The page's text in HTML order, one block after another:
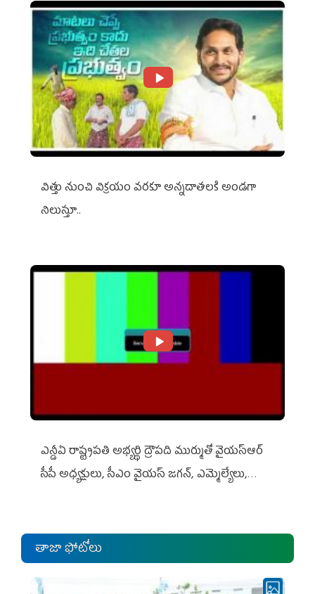
విత్తు నుంచి విక్రయం వరకూ అన్నదాతలకి అండగా
నిలుస్తూ..
ఎన్డీఏ రాష్ట్ర‌ప‌తి అభ్య‌ర్థి ద్రౌప‌ది ముర్ముతో వైయ‌స్ఆర్
సీపీ అధ్య‌క్షులు, సీఎం వైయ‌స్ జ‌గ‌న్, ఎమ్మెల్యేలు,
తాజా ఫోటోలు